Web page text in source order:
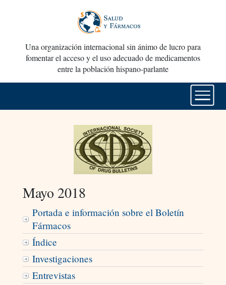
Una organización internacional sin ánimo de lucro para
fomentar el acceso y el uso adecuado de medicamentos
entre la población hispano-parlante
Mayo 2018
Portada e información sobre el Boletín
Fármacos
Índice
Investigaciones
Entrevistas